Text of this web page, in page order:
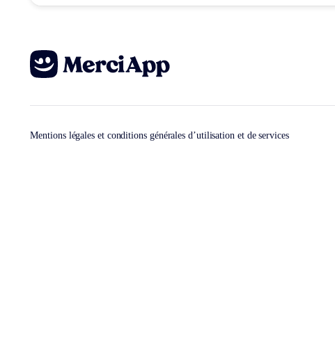
Mentions légales et conditions générales d’utilisation et de services